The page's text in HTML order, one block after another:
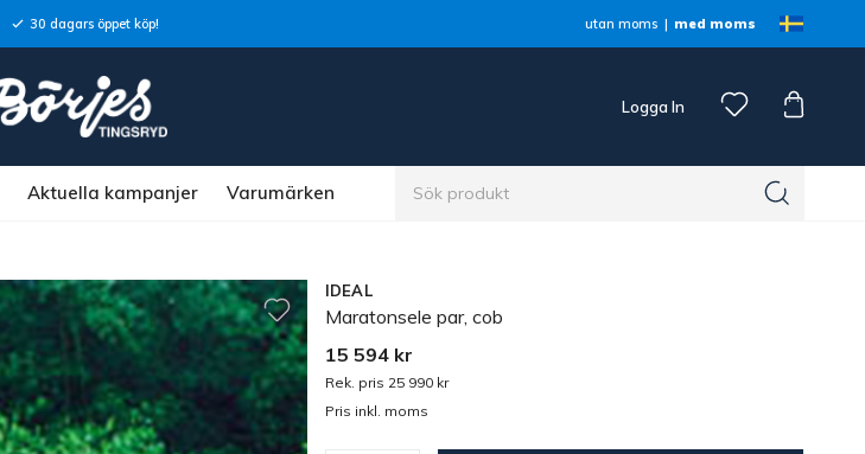
30 dagars öppet köp! utan moms med moms
Logga In
Aktuella kampanjer Varumärken
IDEAL
Maratonsele par, cob
15 594 kr
Rek. pris 25 990 kr
Pris inkl. moms